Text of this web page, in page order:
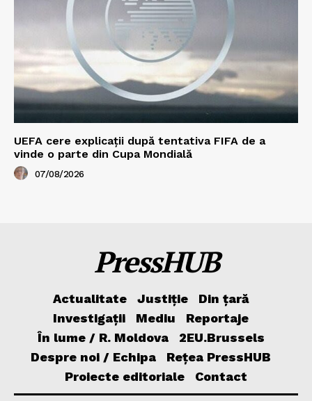
UEFA cere explicații după tentativa FIFA de a
vinde o parte din Cupa Mondială
07/08/2026
PressHUB
Actualitate Justiție
Din țară
Investigații
Mediu
Reportaje
În lume / R. Moldova
2EU.Brussels
Despre noi / Echipa
Rețea PressHUB
Proiecte editoriale
Contact